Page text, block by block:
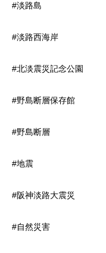
#淡路島
#淡路西海岸
#北淡震災記念公園
#野島断層保存館
#野島断層
#地震
#阪神淡路大震災
#自然災害